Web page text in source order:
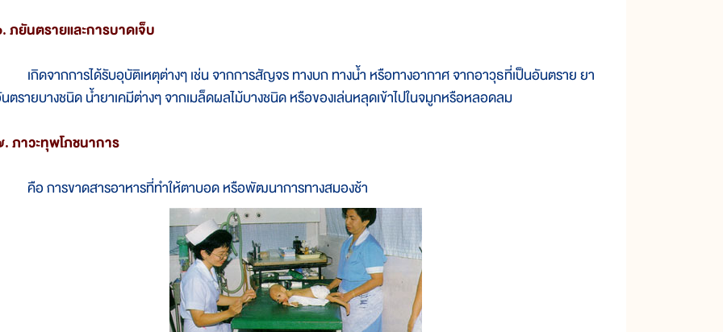
ภยันตรายและการบาดเจ็บ
ดจากการได้รับอุบัติเหตุต่างๆ เช่น จากการสัญจร ทางบก ทางน้ำ หรือทางอากาศ จากอาวุธที่เป็นอันตราย ยา
ตรายบางชนิด น้ำยาเคมีต่างๆ จากเมล็ดผลไม้บางชนิด หรือของเล่นหลุดเข้าไปในจมูกหรือหลอดลม
ภาวะทุพโภชนาการ
การขาดสารอาหารที่ทำให้ตาบอด หรือพัฒนาการทางสมองช้า